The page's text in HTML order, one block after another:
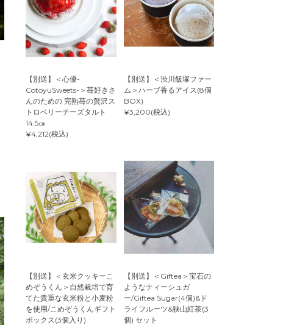
【別送】＜心優-
CotoyuSweets-＞苺好きさ
んのための 完熟苺の贅沢ス
トロベリーチーズタルト
14.5㎝
¥4,212(税込)
【別送】＜渋川飯塚ファー
ム＞ハーブ香るアイス(8個
BOX)
¥3,200(税込)
【別送】＜玄米クッキーこ
めぞうくん＞自然栽培で育
てた貴重な玄米粉と小麦粉
を使用/こめぞうくんギフト
ボックス(3個入り)
【別送】＜Giftea＞宝石の
ようなティーシュガ
ー/Giftea Sugar(4個)&ド
ライフルーツ&狭山紅茶(3
個) セット